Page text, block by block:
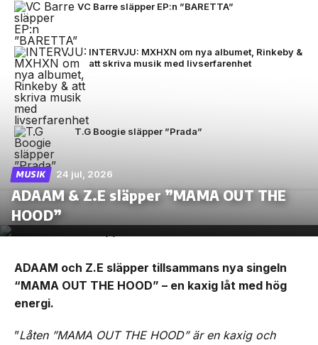
VC Barre släpper EP:n ”BARETTA”
INTERVJU: MXHXN om nya albumet, Rinkeby &
att skriva musik med livserfarenhet
T.G Boogie släpper ”Prada”
MUSIK 24 jul, 2026
ADAAM & Z.E släpper ”MAMA OUT THE
HOOD”
ADAAM och Z.E släpper tillsammans nya singeln
“MAMA OUT THE HOOD” – en kaxig låt med hög
energi.
”Låten ”MAMA OUT THE HOOD” är en kaxig och